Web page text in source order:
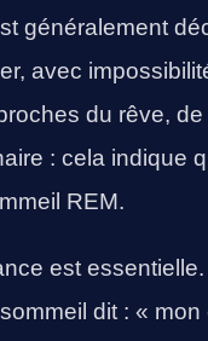
généralement
avec
du rêve,
: cela indique
REM.
est
dit : «